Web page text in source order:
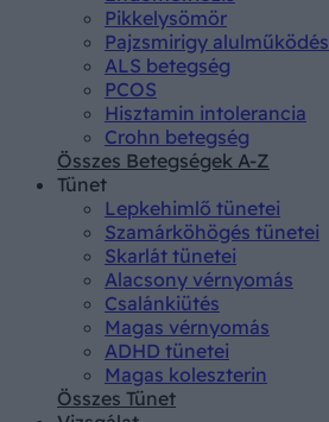
Pikkelysömör
Pajzsmirigy alulműködés
ALS betegség
PCOS
Hisztamin intolerancia
Crohn betegség
Összes Betegségek A-Z
Tünet
Lepkehimlő tünetei
Szamárköhögés tünetei
Skarlát tünetei
Alacsony vérnyomás
Csalánkiütés
Magas vérnyomás
ADHD tünetei
Magas koleszterin
Összes Tünet